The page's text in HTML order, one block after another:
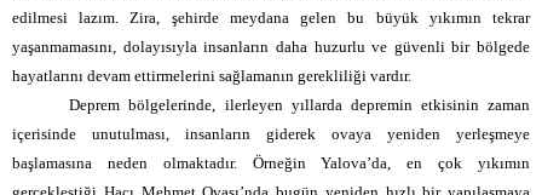
edilmesi lazım.Zira, şehirde meydana gelen bu büyük yıkımın tekrar
yaşanmamasını, dolayısıyla insanların daha huzurlu ve güvenli bir bölgede
hayatlarını devam ettirmelerini sağlamanın gerekliliği vardır.
Deprem bölgelerinde, ilerleyen yıllarda depremin etkisinin zaman
içerisinde unutulması,
insanların giderek ovaya yeniden yerleşmeye
başlamasına neden olmaktadır. Örneğin Yalova’da, en çok yıkımın